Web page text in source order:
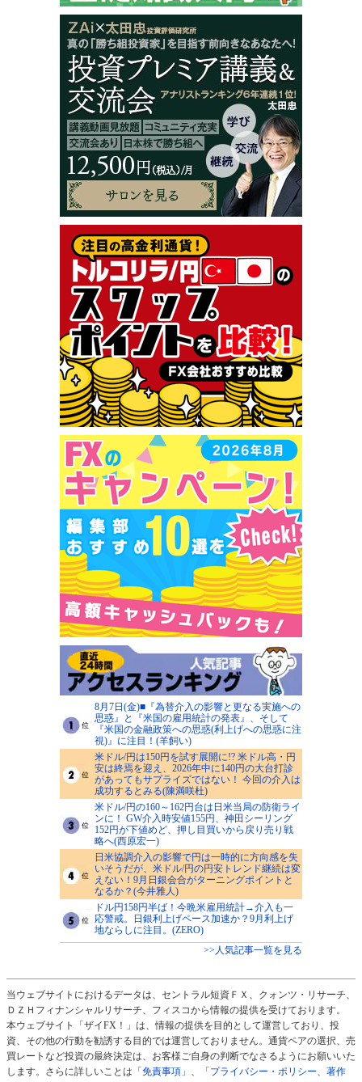
8月7日(金)■『為替介入の影響と更なる実施への
思惑』と『米国の雇用統計の発表』、そして
『米国の金融政策への思惑(利上げへの思惑に注
視)』に注目！(羊飼い)
米ドル/円は150円を試す展開に!? 米ドル高・円
安は終焉を迎え、2026年中に140円の大台打診
があってもサプライズではない！ 今回の介入は
成功するとみる(陳満咲杜)
米ドル/円の160～162円台は日米当局の防衛ライ
ンに！ GW介入時安値155円、神田シーリング
152円が下値めど、押し目買いから戻り売り戦
略へ(西原宏一)
日米協調介入の影響で円は一時的に方向感を失
いそうだが、米ドル/円の円安トレンド継続は変
えない！9月日銀会合がターニングポイントと
なるか？(今井雅人)
ドル円158円半ば！今晩米雇用統計→介入も一
応警戒。日銀利上げペース加速か？9月利上げ
地ならしに注目。(ZERO)
>>人気記事一覧を見る
当ウェブサイトにおけるデータは、セントラル短資ＦＸ、クォンツ・リサーチ、
ＤＺＨフィナンシャルリサーチ、フィスコから情報の提供を受けております。
本ウェブサイト「ザイFX！」は、情報の提供を目的として運営しており、投
資、その他の行動を勧誘する目的では運営しておりません。通貨ペアの選択、売
買レートなど投資の最終決定は、お客様ご自身の判断でなさるようにお願いいた
します。さらに詳しいことは 「免責事項」 、
「プライバシー・ポリシー、著作